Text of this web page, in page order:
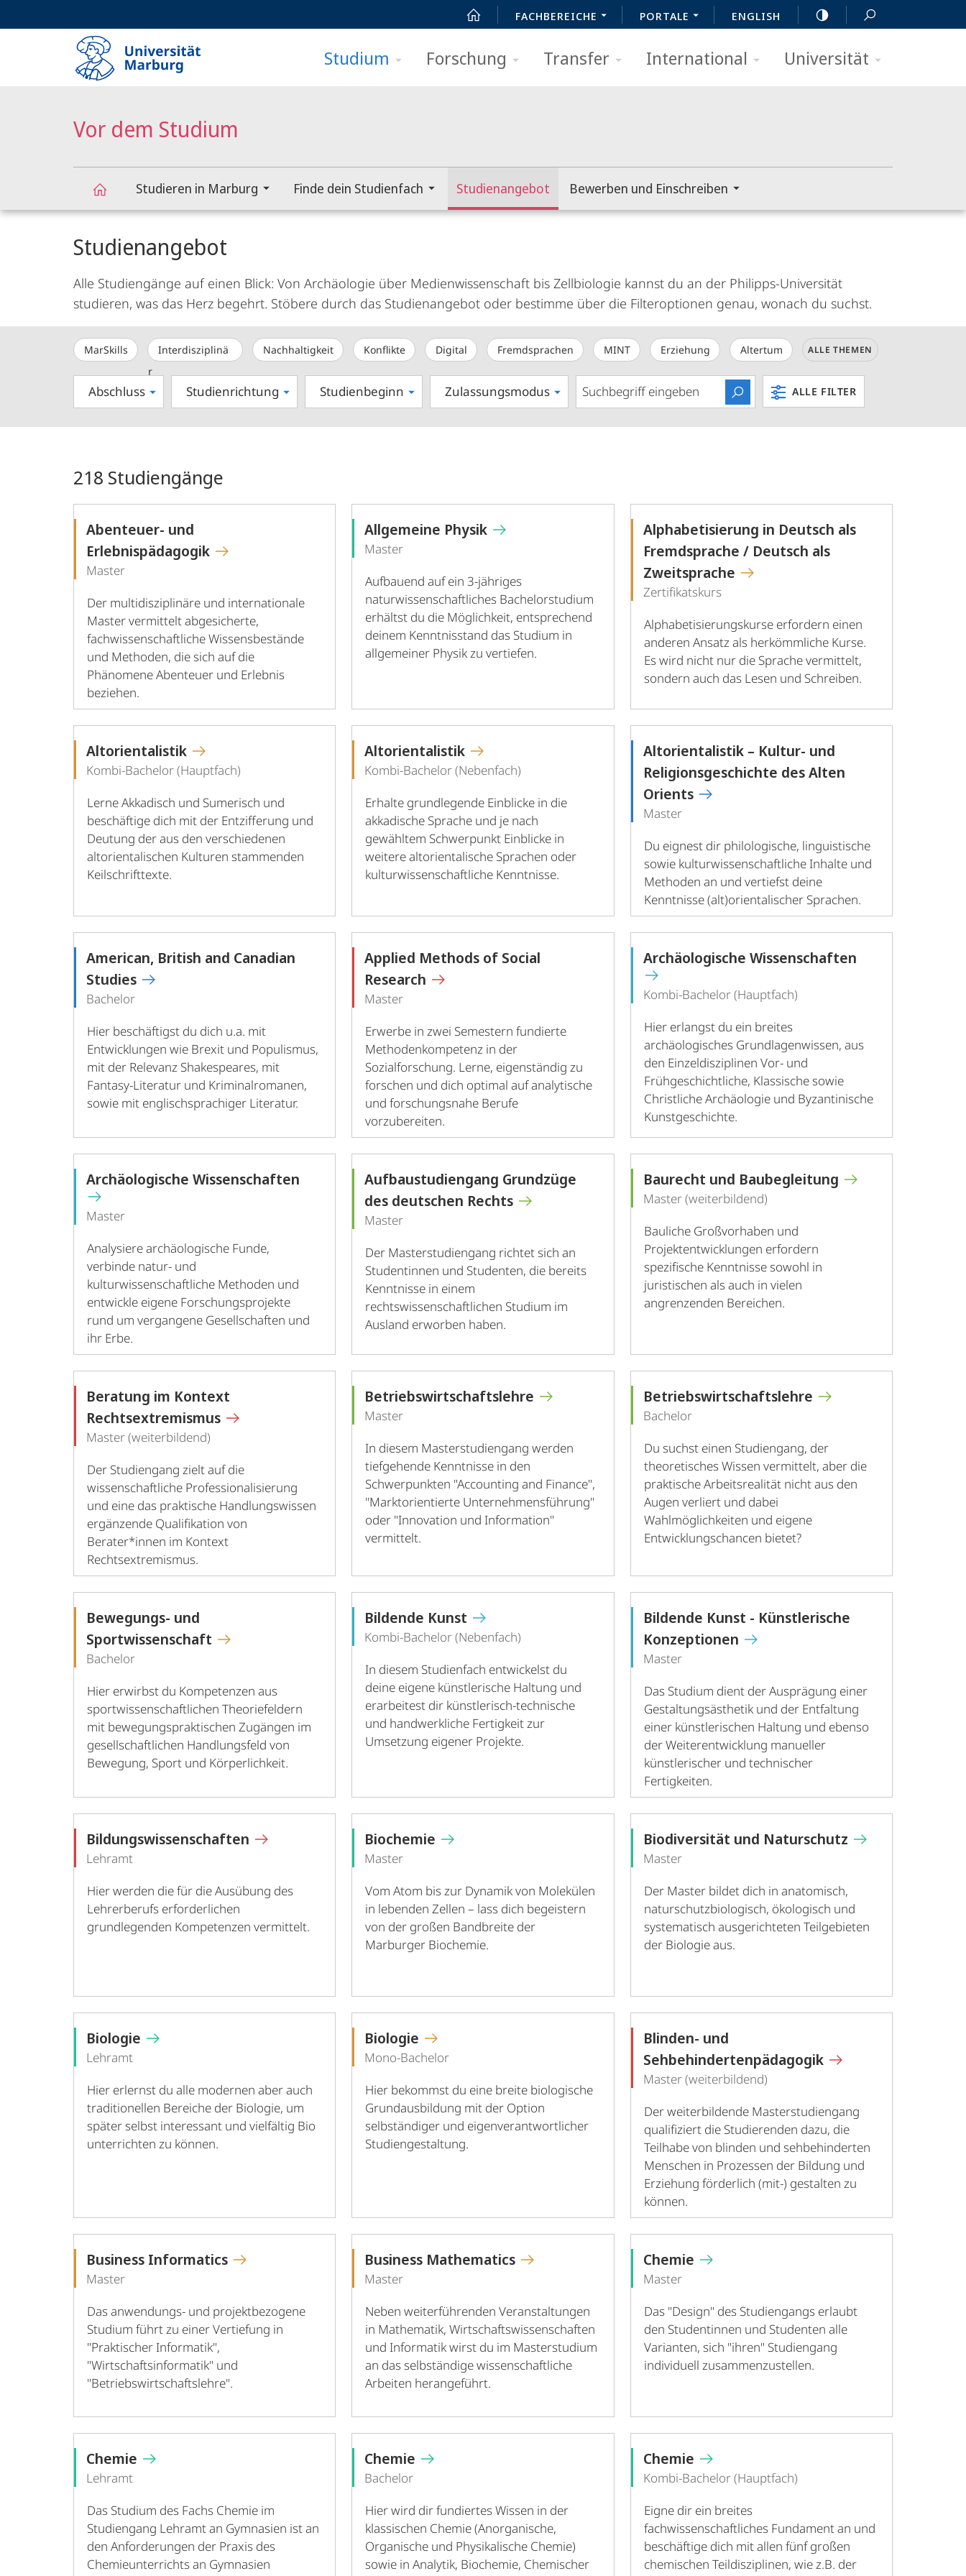
FACHBEREICHE PORTALE ENGLISH
Studium Forschung Transfer International Universität
Vor dem Studium
Studium
Studieren in Marburg Finde dein Studienfach Studienangebot Bewerben und Einschreiben
Studienangebot
Alle Studiengänge auf einen Blick: Von Archäologie über Medienwissenschaft bis Zellbiologie kannst du an der Philipps-Universität
studieren, was das Herz begehrt. Stöbere durch das Studienangebot oder bestimme über die Filteroptionen genau, wonach du suchst.
MarSkills
Interdisziplinä
r
Nachhaltigkeit Konflikte Digital Fremdsprachen MINT Erziehung Altertum ALLE THEMEN
Abschluss Studienrichtung Studienbeginn Zulassungsmodus ALLE FILTER
218 Studiengänge
Abenteuer- und
Erlebnispädagogik
Master
Der multidisziplinäre und internationale
Master vermittelt abgesicherte,
fachwissenschaftliche Wissensbestände
und Methoden, die sich auf die
Phänomene Abenteuer und Erlebnis
beziehen.
Allgemeine Physik
Master
Aufbauend auf ein 3-jähriges
naturwissenschaftliches Bachelorstudium
erhältst du die Möglichkeit, entsprechend
deinem Kenntnisstand das Studium in
allgemeiner Physik zu vertiefen.
Alphabetisierung in Deutsch als
Fremdsprache / Deutsch als
Zweitsprache
Zertifikatskurs
Alphabetisierungskurse erfordern einen
anderen Ansatz als herkömmliche Kurse.
Es wird nicht nur die Sprache vermittelt,
sondern auch das Lesen und Schreiben.
Altorientalistik
Kombi-Bachelor (Hauptfach)
Lerne Akkadisch und Sumerisch und
beschäftige dich mit der Entzifferung und
Deutung der aus den verschiedenen
altorientalischen Kulturen stammenden
Keilschrifttexte.
Altorientalistik
Kombi-Bachelor (Nebenfach)
Erhalte grundlegende Einblicke in die
akkadische Sprache und je nach
gewähltem Schwerpunkt Einblicke in
weitere altorientalische Sprachen oder
kulturwissenschaftliche Kenntnisse.
Altorientalistik – Kultur- und
Religionsgeschichte des Alten
Orients
Master
Du eignest dir philologische, linguistische
sowie kulturwissenschaftliche Inhalte und
Methoden an und vertiefst deine
Kenntnisse (alt)orientalischer Sprachen.
American, British and Canadian
Studies
Bachelor
Hier beschäftigst du dich u.a. mit
Entwicklungen wie Brexit und Populismus,
mit der Relevanz Shakespeares, mit
Fantasy-Literatur und Kriminalromanen,
sowie mit englischsprachiger Literatur.
Applied Methods of Social
Research
Master
Erwerbe in zwei Semestern fundierte
Methodenkompetenz in der
Sozialforschung. Lerne, eigenständig zu
forschen und dich optimal auf analytische
und forschungsnahe Berufe
vorzubereiten.
Archäologische Wissenschaften
Kombi-Bachelor (Hauptfach)
Hier erlangst du ein breites
archäologisches Grundlagenwissen, aus
den Einzeldisziplinen Vor- und
Frühgeschichtliche, Klassische sowie
Christliche Archäologie und Byzantinische
Kunstgeschichte.
Archäologische Wissenschaften
Master
Analysiere archäologische Funde,
verbinde natur- und
kulturwissenschaftliche Methoden und
entwickle eigene Forschungsprojekte
rund um vergangene Gesellschaften und
ihr Erbe.
Aufbaustudiengang Grundzüge
des deutschen Rechts
Master
Der Masterstudiengang richtet sich an
Studentinnen und Studenten, die bereits
Kenntnisse in einem
rechtswissenschaftlichen Studium im
Ausland erworben haben.
Baurecht und Baubegleitung
Master (weiterbildend)
Bauliche Großvorhaben und
Projektentwicklungen erfordern
spezifische Kenntnisse sowohl in
juristischen als auch in vielen
angrenzenden Bereichen.
Beratung im Kontext
Rechtsextremismus
Master (weiterbildend)
Der Studiengang zielt auf die
wissenschaftliche Professionalisierung
und eine das praktische Handlungswissen
ergänzende Qualifikation von
Berater*innen im Kontext
Rechtsextremismus.
Betriebswirtschaftslehre
Master
In diesem Masterstudiengang werden
tiefgehende Kenntnisse in den
Schwerpunkten "Accounting and Finance",
"Marktorientierte Unternehmensführung"
oder "Innovation und Information"
vermittelt.
Betriebswirtschaftslehre
Bachelor
Du suchst einen Studiengang, der
theoretisches Wissen vermittelt, aber die
praktische Arbeitsrealität nicht aus den
Augen verliert und dabei
Wahlmöglichkeiten und eigene
Entwicklungschancen bietet?
Bewegungs- und
Sportwissenschaft
Bachelor
Hier erwirbst du Kompetenzen aus
sportwissenschaftlichen Theoriefeldern
mit bewegungspraktischen Zugängen im
gesellschaftlichen Handlungsfeld von
Bewegung, Sport und Körperlichkeit.
Bildende Kunst
Kombi-Bachelor (Nebenfach)
In diesem Studienfach entwickelst du
deine eigene künstlerische Haltung und
erarbeitest dir künstlerisch-technische
und handwerkliche Fertigkeit zur
Umsetzung eigener Projekte.
Bildende Kunst - Künstlerische
Konzeptionen
Master
Das Studium dient der Ausprägung einer
Gestaltungsästhetik und der Entfaltung
einer künstlerischen Haltung und ebenso
der Weiterentwicklung manueller
künstlerischer und technischer
Fertigkeiten.
Bildungswissenschaften
Lehramt
Hier werden die für die Ausübung des
Lehrerberufs erforderlichen
grundlegenden Kompetenzen vermittelt.
Biochemie
Master
Vom Atom bis zur Dynamik von Molekülen
in lebenden Zellen – lass dich begeistern
von der großen Bandbreite der
Marburger Biochemie.
Biodiversität und Naturschutz
Master
Der Master bildet dich in anatomisch,
naturschutzbiologisch, ökologisch und
systematisch ausgerichteten Teilgebieten
der Biologie aus.
Biologie
Lehramt
Hier erlernst du alle modernen aber auch
traditionellen Bereiche der Biologie, um
später selbst interessant und vielfältig Bio
unterrichten zu können.
Biologie
Mono-Bachelor
Hier bekommst du eine breite biologische
Grundausbildung mit der Option
selbständiger und eigenverantwortlicher
Studiengestaltung.
Blinden- und
Sehbehindertenpädagogik
Master (weiterbildend)
Der weiterbildende Masterstudiengang
qualifiziert die Studierenden dazu, die
Teilhabe von blinden und sehbehinderten
Menschen in Prozessen der Bildung und
Erziehung förderlich (mit-) gestalten zu
können.
Business Informatics
Master
Das anwendungs- und projektbezogene
Studium führt zu einer Vertiefung in
"Praktischer Informatik",
"Wirtschaftsinformatik" und
"Betriebswirtschaftslehre".
Business Mathematics
Master
Neben weiterführenden Veranstaltungen
in Mathematik, Wirtschaftswissenschaften
und Informatik wirst du im Masterstudium
an das selbständige wissenschaftliche
Arbeiten herangeführt.
Chemie
Master
Das "Design" des Studiengangs erlaubt
den Studentinnen und Studenten alle
Varianten, sich "ihren" Studiengang
individuell zusammenzustellen.
Chemie
Lehramt
Das Studium des Fachs Chemie im
Studiengang Lehramt an Gymnasien ist an
den Anforderungen der Praxis des
Chemieunterrichts an Gymnasien
Chemie
Bachelor
Hier wird dir fundiertes Wissen in der
klassischen Chemie (Anorganische,
Organische und Physikalische Chemie)
sowie in Analytik, Biochemie, Chemischer
Chemie
Kombi-Bachelor (Hauptfach)
Eigne dir ein breites
fachwissenschaftliches Fundament an und
beschäftige dich mit allen fünf großen
chemischen Teildisziplinen, wie z.B. der